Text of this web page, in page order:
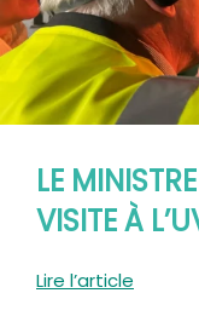
LE
VISITE À
Lire l’article